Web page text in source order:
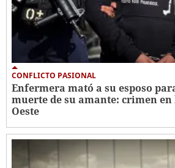
CONFLICTO PASIONAL
Enfermera mató a su esposo
muerte de su amante: crimen
Oeste